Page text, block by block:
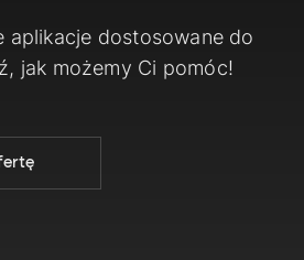
aplikacje dostosowane do
jak możemy Ci pomóc!